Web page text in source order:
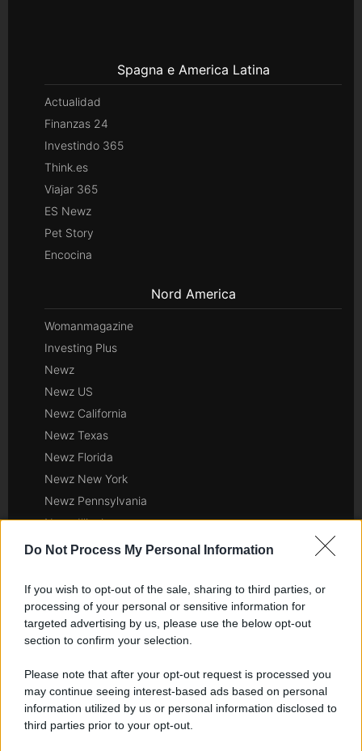
Do Not Process My Personal Information
If you wish to opt-out of the sale, sharing to third parties, or
processing of your personal or sensitive information for
targeted advertising by us, please use the below opt-out
section to confirm your selection.
Please note that after your opt-out request is processed you
may continue seeing interest-based ads based on personal
information utilized by us or personal information disclosed to
third parties prior to your opt-out.
Spagna e America Latina
Actualidad
Finanzas 24
Investindo 365
Think.es
Viajar 365
ES Newz
Pet Story
Encocina
Nord America
Womanmagazine
Investing Plus
Newz
Newz US
Newz California
Newz Texas
Newz Florida
Newz New York
Newz Pennsylvania
Newz Illinois
Newz Ohio
Hig Tech Mag
Scoop Mag
Lgbtqia News
Day Travel 365
Home Magazine 365
Cineverse Magazine